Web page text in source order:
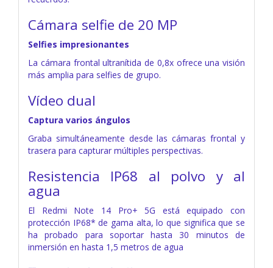
Cámara selfie de 20 MP
Selfies impresionantes
La cámara frontal ultranítida de 0,8x ofrece una visión
más amplia para selfies de grupo.
Vídeo dual
Captura varios ángulos
Graba simultáneamente desde las cámaras frontal y
trasera para capturar múltiples perspectivas.
Resistencia IP68 al polvo y al
agua
El Redmi Note 14 Pro+ 5G está equipado con
protección IP68* de gama alta, lo que significa que se
ha probado para soportar hasta 30 minutos de
inmersión en hasta 1,5 metros de agua